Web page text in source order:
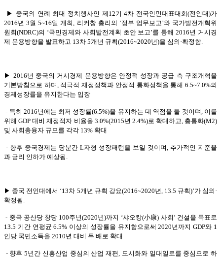
▶ 중국의 연례 최대 정치행사인 제12기 4차 전국인민대표대회(전인대)가
2016년 3월 5~16일 개최, 리커창 총리의 ‘정부 업무보고’와 국가발전개혁위
원회(NDRC)의 ‘국민경제와 사회발전계획 초안 보고’를 통해 2016년 거시경
제 운용방향을 발표하고 13차 5개년 규획(2016~2020년)을 심의 ·확정함.
▶ 2016년 중국의 거시경제 운용방향은 안정적 성장과 공급 측 구조개혁을
기본방침으로 하며, 적극적 재정정책과 안정적 통화정책을 통해 6.5~7.0%의
경제성장률을 유지한다는 입장
- 특히 2016년에는 최저 성장률(6.5%)을 유지하는 데 역점을 둘 것이며, 이를
위해 GDP 대비 재정적자 비율을 3.0%(2015년 2.4%)로 확대하고, 총통화(M2)
및 사회총융자 규모를 각각 13% 확대
- 향후 중국경제는 당분간 L자형 성장패턴을 보일 것이며, 추가적인 지준율
과 금리 인하가 예상됨.
▶ 중국 전인대에서 ‘13차 5개년 규획 강요(2016~2020년, 13.5 규획)’가 심의 ·
확정됨.
- 중국 공산당 창당 100주년(2020년)까지 ‘샤오캉(小康) 사회’ 건설을 목표로
13.5 기간 연평균 6.5% 이상의 성장률을 유지함으로써 2020년까지 GDP와 1
인당 국민소득을 2010년 대비 두 배로 확대
- 향후 5년간 신흥산업 중심의 산업 재편, 도시화와 일대일로를 중심으로 하